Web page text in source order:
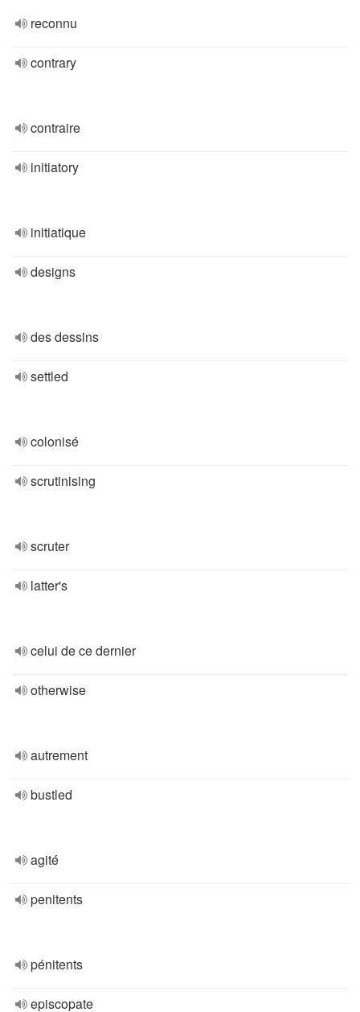
reconnu
contrary
contraire
initiatory
initiatique
designs
des dessins
settled
colonisé
scrutinising
scruter
latter's
celui de ce dernier
otherwise
autrement
bustled
agité
penitents
pénitents
episcopate